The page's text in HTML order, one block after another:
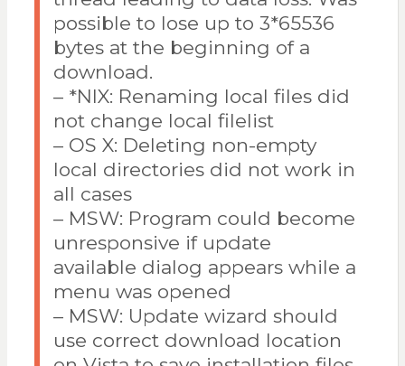
possible to lose up to 3*65536
bytes at the beginning of a
download.
– *NIX: Renaming local files did
not change local filelist
– OS X: Deleting non-empty
local directories did not work in
all cases
– MSW: Program could become
unresponsive if update
available dialog appears while a
menu was opened
– MSW: Update wizard should
use correct download location